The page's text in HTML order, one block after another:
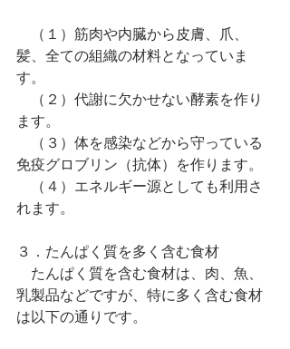
（１）筋肉や内臓から皮膚、爪、
髪、全ての組織の材料となっていま
す。
（２）代謝に欠かせない酵素を作り
ます。
（３）体を感染などから守っている
免疫グロブリン（抗体）を作ります。
（４）エネルギー源としても利用さ
れます。
３．たんぱく質を多く含む食材
たんぱく質を含む食材は、肉、魚、
乳製品などですが、特に多く含む食材
は以下の通りです。